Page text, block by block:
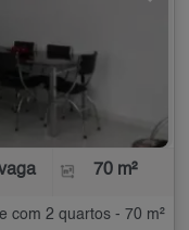
70 m²
com 2 quartos - 70 m²